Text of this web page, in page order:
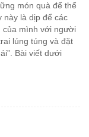
món quà để thể
này là dịp để các
của mình với người
lúng túng và đặt
Bài viết dưới